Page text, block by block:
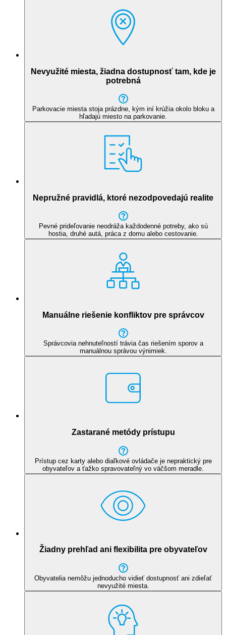
Nevyužité miesta, žiadna dostupnosť tam, kde je
potrebná
Parkovacie miesta stoja prázdne, kým iní krúžia okolo bloku a
hľadajú miesto na parkovanie.
Nepružné pravidlá, ktoré nezodpovedajú realite
Pevné prideľovanie neodráža každodenné potreby, ako sú
hostia, druhé autá, práca z domu alebo cestovanie.
Manuálne riešenie konfliktov pre správcov
Správcovia nehnuteľností trávia čas riešením sporov a
manuálnou správou výnimiek.
Zastarané metódy prístupu
Prístup cez karty alebo diaľkové ovládače je nepraktický pre
obyvateľov a ťažko spravovateľný vo väčšom meradle.
Žiadny prehľad ani flexibilita pre obyvateľov
Obyvatelia nemôžu jednoducho vidieť dostupnosť ani zdieľať
nevyužité miesta.